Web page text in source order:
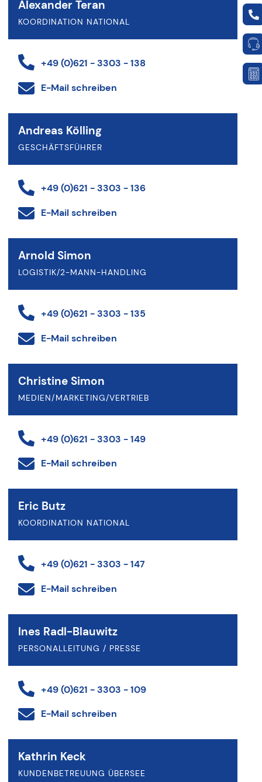
Alexander Teran
KOORDINATION NATIONAL
+49 (0)621 - 3303 - 138
E-Mail schreiben
Andreas Kölling
GESCHÄFTSFÜHRER
+49 (0)621 - 3303 - 136
E-Mail schreiben
Arnold Simon
LOGISTIK/2-MANN-HANDLING
+49 (0)621 - 3303 - 135
E-Mail schreiben
Christine Simon
MEDIEN/MARKETING/VERTRIEB
+49 (0)621 - 3303 - 149
E-Mail schreiben
Eric Butz
KOORDINATION NATIONAL
+49 (0)621 - 3303 - 147
E-Mail schreiben
Ines Radl-Blauwitz
PERSONALLEITUNG / PRESSE
+49 (0)621 - 3303 - 109
E-Mail schreiben
Kathrin Keck
KUNDENBETREUUNG ÜBERSEE